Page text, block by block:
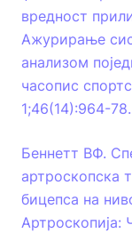
вредност
Ажурирање
анализом
часопис
1;46(14):964-78.
Беннетт ВФ.
артроскопска
бицепса на
Артроскопија: